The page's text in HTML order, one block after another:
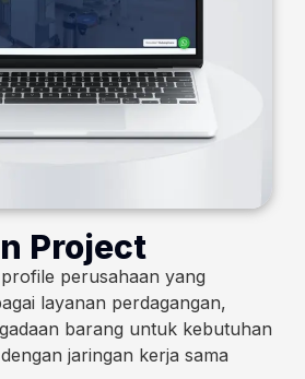
Project
perusahaan yang
layanan perdagangan,
barang untuk kebutuhan
jaringan kerja sama